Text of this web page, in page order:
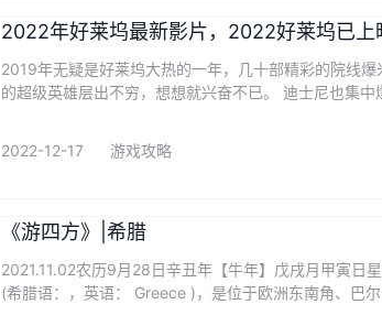
2022年好莱坞最新影片，2022好莱坞已上
2019年无疑是好莱坞大热的一年，几十部精彩的院线
的超级英雄层出不穷，想想就兴奋不已。 迪士尼也集
2022-12-17 游戏攻略
《游四方》|希腊
2021.11.02农历9月28日辛丑年【牛年】戊戌月甲寅
(希腊语：，英语： Greece )，是位于欧洲东南角、巴